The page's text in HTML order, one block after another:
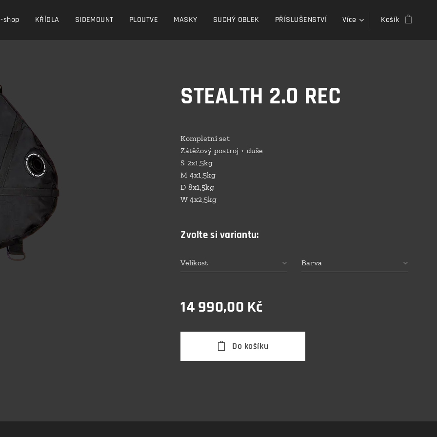
shop KŘÍDLA SIDEMOUNT PLOUTVE MASKY SUCHÝ OBLEK PŘÍSLUŠENSTVÍ Více Košík
STEALTH 2.0 REC
Kompletní set
Zátěžový postroj + duše
S 2x1,5kg
M 4x1,5kg
D 8x1,5kg
W 4x2,5kg
Zvolte si variantu:
Velikost Barva
14 990,00 Kč
Do košíku